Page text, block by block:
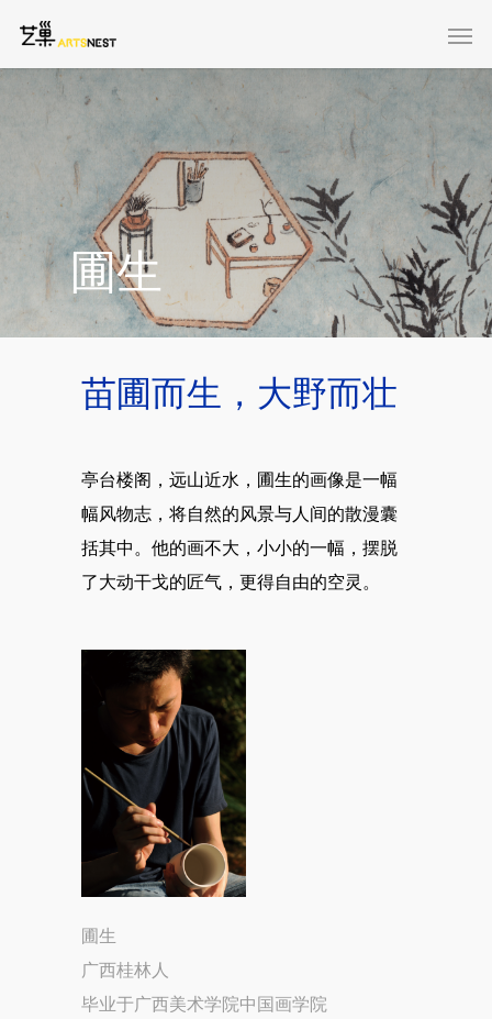
圃生
苗圃而生，大野而壮
亭台楼阁，远山近水，圃生的画像是一幅
幅风物志，将自然的风景与人间的散漫囊
括其中。他的画不大，小小的一幅，摆脱
了大动干戈的匠气，更得自由的空灵。
圃生
广西桂林人
毕业于广西美术学院中国画学院